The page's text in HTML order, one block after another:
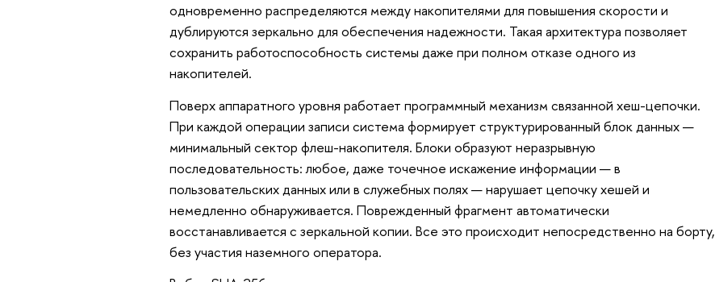
одновременно распределяются между накопителями для повышения скорости и
дублируются зеркально для обеспечения надежности. Такая архитектура позволяет
сохранить работоспособность системы даже при полном отказе одного из
накопителей.
Поверх аппаратного уровня работает программный механизм связанной хеш-цепочки.
При каждой операции записи система формирует структурированный блок данных —
минимальный сектор флеш-накопителя. Блоки образуют неразрывную
последовательность: любое, даже точечное искажение информации — в
пользовательских данных или в служебных полях — нарушает цепочку хешей и
немедленно обнаруживается. Поврежденный фрагмент автоматически
восстанавливается с зеркальной копии. Все это происходит непосредственно на борту,
без участия наземного оператора.